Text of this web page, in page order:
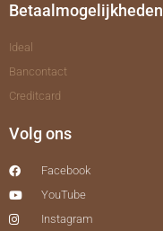
Betaalmogelijkheden
Ideal
Bancontact
Creditcard
Volg ons
Facebook
YouTube
Instagram